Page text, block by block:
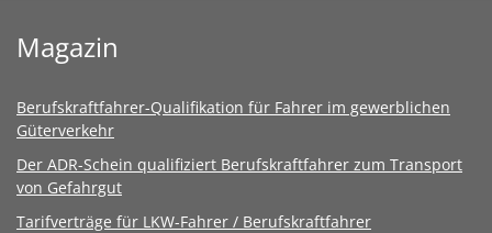
Magazin
Berufskraftfahrer-Qualifikation für Fahrer im gewerblichen
Güterverkehr
Der ADR-Schein qualifiziert Berufskraftfahrer zum Transport
von Gefahrgut
Tarifverträge für LKW-Fahrer / Berufskraftfahrer